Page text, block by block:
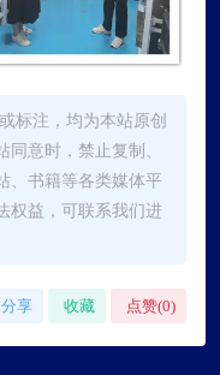
标注，均为本站原创
意时，禁止复制、
、书籍等各类媒体平
权益，可联系我们进
分享 收藏 点赞(0)